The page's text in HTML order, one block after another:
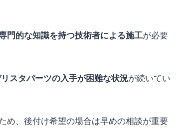
門的な知識を持つ技術者による施工が必要
スタパーツの入手が困難な状況が続いてい
め、後付け希望の場合は早めの相談が重要